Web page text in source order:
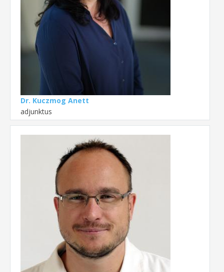
Dr. Kuczmog Anett
adjunktus